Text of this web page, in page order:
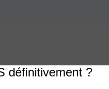
définitivement ?